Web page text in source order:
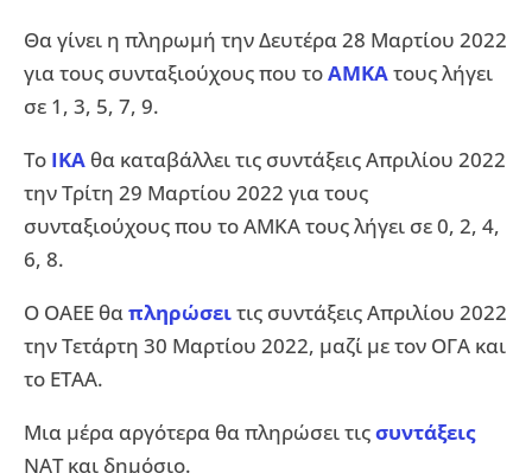
Θα γίνει η πληρωμή την Δευτέρα 28 Μαρτίου 2022
για τους συνταξιούχους που τοΑΜΚΑτους λήγει
σε 1, 3, 5, 7, 9.
Το ΙΚΑ θα καταβάλλει τις συντάξεις Απριλίου 2022
την Τρίτη 29 Μαρτίου 2022 για τους
συνταξιούχους που το ΑΜΚΑ τους λήγει σε 0, 2, 4,
6, 8.
Ο ΟΑΕΕ θαπληρώσειτις συντάξεις Απριλίου 2022
την Τετάρτη 30 Μαρτίου 2022, μαζί με τον ΟΓΑ και
το ΕΤΑΑ.
Μια μέρα αργότερα θα πληρώσει τιςσυντάξεις
ΝΑΤ και δημόσιο.